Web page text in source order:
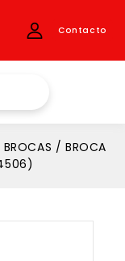
Contacto
BROCAS / BROCA